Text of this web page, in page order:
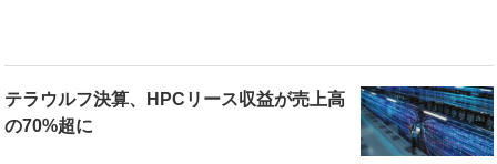
テラウルフ決算、HPCリース収益が売上高
の70%超に